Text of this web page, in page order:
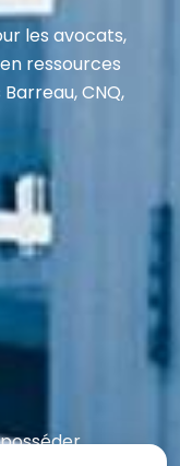
les avocats,
ressources
CNQ,